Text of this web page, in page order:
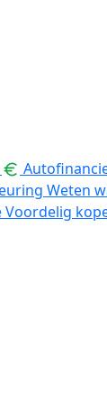
Weten
Voordelig